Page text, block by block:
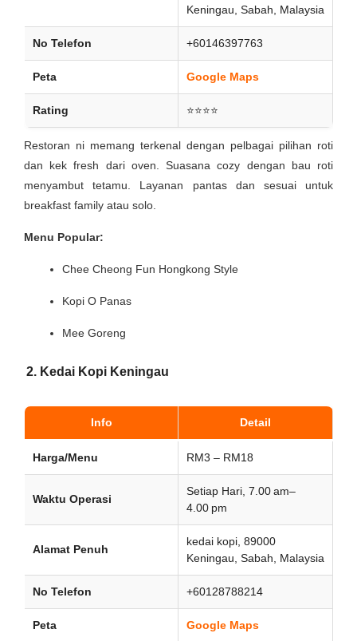
Keningau, Sabah, Malaysia
No Telefon +60146397763
Peta Google Maps
Rating ⭐⭐⭐⭐
Restoran ni memang terkenal dengan pelbagai pilihan roti
dan kek fresh dari oven. Suasana cozy dengan bau roti
menyambut tetamu. Layanan pantas dan sesuai untuk
breakfast family atau solo.
Menu Popular:
Chee Cheong Fun Hongkong Style
Kopi O Panas
Mee Goreng
2. Kedai Kopi Keningau
Info Detail
Harga/Menu RM3 – RM18
Waktu Operasi
Setiap Hari, 7.00 am–
4.00 pm
Alamat Penuh
kedai kopi, 89000
Keningau, Sabah, Malaysia
No Telefon +60128788214
Peta Google Maps